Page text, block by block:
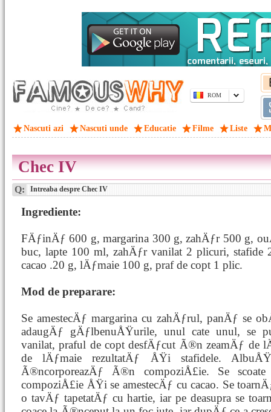
ROM
Nascuti azi Nascuti unde Educatie Filme Liste
Chec IV
Q: Intreaba despre Chec IV
Ingrediente:
FÄƒinÄƒ 600 g, margarina 300 g, zahÄƒr 500 g,
buc, lapte 100 ml, zahÄƒr vanilat 2 plicuri, stafide
cacao .20 g, lÄƒmaie 100 g, praf de copt 1 plic.
Mod de preparare:
Se amestecÄƒ margarina cu zahÄƒrul, panÄƒ se
adaugÄƒ gÄƒlbenuÅŸurile, unul cate unul, se
vanilat, praful de copt desfÄƒcut Ã®n zeamÄƒ de
de lÄƒmaie rezultatÄƒ ÅŸi stafidele.
Ã®ncorporeazÄƒ Ã®n compoziÅ£ie. Se
compoziÅ£ie ÅŸi se amestecÄƒ cu cacao. Se
o tavÄƒ tapetatÄƒ cu hartie, iar pe deasupra se